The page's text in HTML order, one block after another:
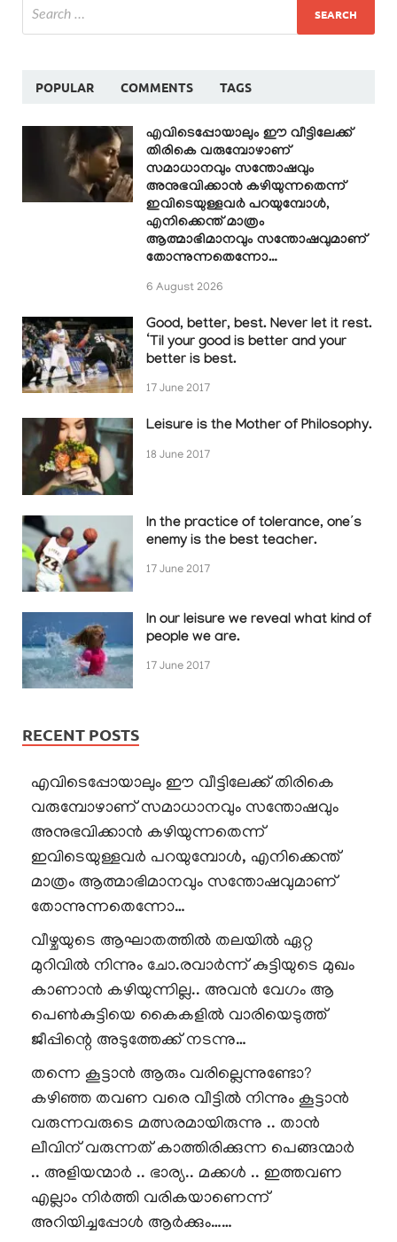
POPULAR COMMENTS TAGS
എവിടെപ്പോയാലും ഈ വീട്ടിലേക്ക്
തിരികെ വരുമ്പോഴാണ്
സമാധാനവും സന്തോഷവും
അനുഭവിക്കാൻ കഴിയുന്നതെന്ന്
ഇവിടെയുള്ളവർ പറയുമ്പോൾ,
എനിക്കെന്ത് മാത്രം
ആത്മാഭിമാനവും സന്തോഷവുമാണ്
തോന്നുന്നതെന്നോ…
6 August 2026
Good, better, best. Never let it rest.
‘Til your good is better and your
better is best.
17 June 2017
Leisure is the Mother of Philosophy.
18 June 2017
In the practice of tolerance, one’s
enemy is the best teacher.
17 June 2017
In our leisure we reveal what kind of
people we are.
17 June 2017
RECENT POSTS
എവിടെപ്പോയാലും ഈ വീട്ടിലേക്ക് തിരികെ
വരുമ്പോഴാണ് സമാധാനവും സന്തോഷവും
അനുഭവിക്കാൻ കഴിയുന്നതെന്ന്
ഇവിടെയുള്ളവർ പറയുമ്പോൾ, എനിക്കെന്ത്
മാത്രം ആത്മാഭിമാനവും സന്തോഷവുമാണ്
തോന്നുന്നതെന്നോ…
വീഴ്ചയുടെ ആഘാതത്തിൽ തലയിൽ ഏറ്റ
മുറിവിൽ നിന്നും ചോ.രവാർന്ന് കുട്ടിയുടെ മുഖം
കാണാൻ കഴിയുന്നില്ല.. അവൻ വേഗം ആ
പെൺകുട്ടിയെ കൈകളിൽ വാരിയെടുത്ത്
ജീപ്പിന്റെ അടുത്തേക്ക് നടന്നു…
തന്നെ കൂട്ടാൻ ആരും വരില്ലെന്നുണ്ടോ?
കഴിഞ്ഞ തവണ വരെ വീട്ടിൽ നിന്നും കൂട്ടാൻ
വരുന്നവരുടെ മത്സരമായിരുന്നു .. താൻ
ലീവിന് വരുന്നത് കാത്തിരിക്കുന്ന പെങ്ങന്മാർ
.. അളിയന്മാർ .. ഭാര്യ.. മക്കൾ .. ഇത്തവണ
എല്ലാം നിർത്തി വരികയാണെന്ന്
അറിയിച്ചപ്പോൾ ആർക്കും……